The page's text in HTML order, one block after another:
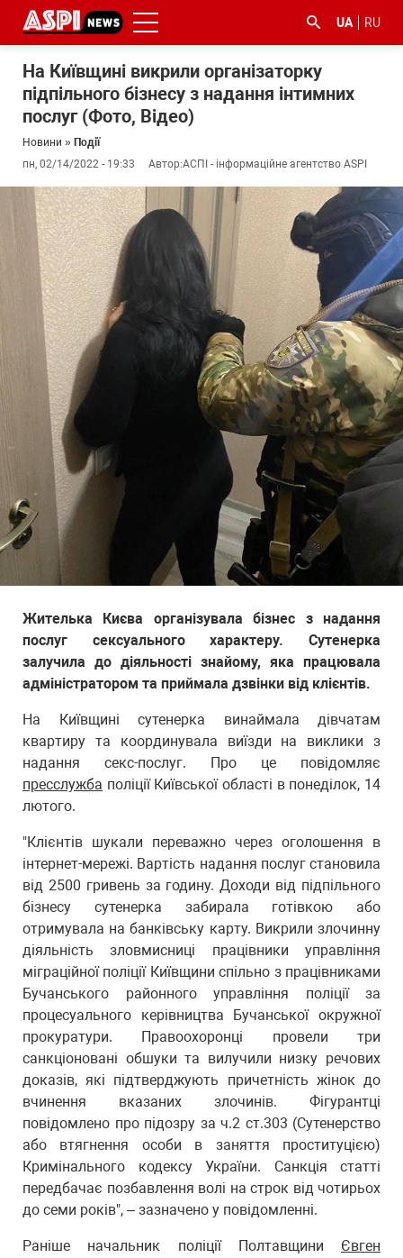
UA RU
На Київщині викрили організаторку
підпільного бізнесу з надання інтимних
послуг (Фото, Відео)
Новини » Події
пн, 02/14/2022 - 19:33
Автор:АСПІ - інформаційне агентство ASPI
Жителька Києва організувала бізнес з надання
послуг сексуального характеру. Сутенерка
залучила до діяльності знайому, яка працювала
адміністратором та приймала дзвінки від клієнтів.
На Київщині сутенерка винаймала дівчатам
квартиру та координувала виїзди на виклики з
надання секс-послуг. Про це повідомляє
пресслужба поліції Київської області в понеділок, 14
лютого.
"Клієнтів шукали переважно через оголошення в
інтернет-мережі. Вартість надання послуг становила
від 2500 гривень за годину. Доходи від підпільного
бізнесу сутенерка забирала готівкою або
отримувала на банківську карту. Викрили злочинну
діяльність зловмисниці працівники управління
міграційної поліції Київщини спільно з працівниками
Бучанського районного управління поліції за
процесуального керівництва Бучанської окружної
прокуратури. Правоохоронці провели три
санкціоновані обшуки та вилучили низку речових
доказів, які підтверджують причетність жінок до
вчинення вказаних злочинів. Фігурантці
повідомлено про підозру за ч.2 ст.303 (Сутенерство
або втягнення особи в заняття проституцією)
Кримінального кодексу України. Санкція статті
передбачає позбавлення волі на строк від чотирьох
до семи років", – зазначено у повідомленні.
Раніше начальник поліції Полтавщини Євген
#ООС
#боротьба
з
корупцією
#ДФС #Київ #коронавірус